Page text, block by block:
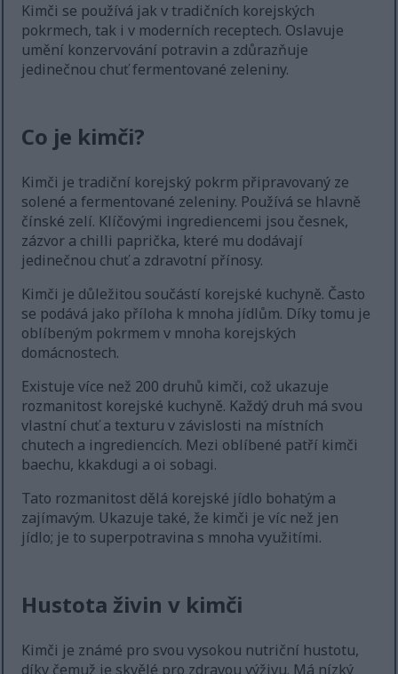
Kimči se používá jak v tradičních korejských
pokrmech, tak i v moderních receptech. Oslavuje
umění konzervování potravin a zdůrazňuje
jedinečnou chuť fermentované zeleniny.
Co je kimči?
Kimči je tradiční korejský pokrm připravovaný ze
solené a fermentované zeleniny. Používá se hlavně
čínské zelí. Klíčovými ingrediencemi jsou česnek,
zázvor a chilli paprička, které mu dodávají
jedinečnou chuť a zdravotní přínosy.
Kimči je důležitou součástí korejské kuchyně. Často
se podává jako příloha k mnoha jídlům. Díky tomu je
oblíbeným pokrmem v mnoha korejských
domácnostech.
Existuje více než 200 druhů kimči, což ukazuje
rozmanitost korejské kuchyně. Každý druh má svou
vlastní chuť a texturu v závislosti na místních
chutech a ingrediencích. Mezi oblíbené patří kimči
baechu, kkakdugi a oi sobagi.
Tato rozmanitost dělá korejské jídlo bohatým a
zajímavým. Ukazuje také, že kimči je víc než jen
jídlo; je to superpotravina s mnoha využitími.
Hustota živin v kimči
Kimči je známé pro svou vysokou nutriční hustotu,
díky čemuž je skvělé pro zdravou výživu. Má nízký